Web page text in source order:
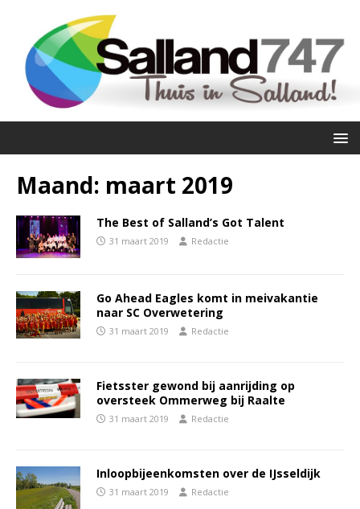
Maand: maart 2019
The Best of Salland’s Got Talent
31 maart 2019 Redactie
Go Ahead Eagles komt in meivakantie
naar SC Overwetering
31 maart 2019 Redactie
Fietsster gewond bij aanrijding op
oversteek Ommerweg bij Raalte
31 maart 2019 Redactie
Inloopbijeenkomsten over de IJsseldijk
31 maart 2019 Redactie